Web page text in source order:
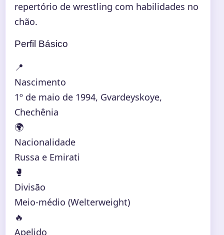
repertório de wrestling com habilidades no
chão.
Perfil Básico
📍
Nascimento
1º de maio de 1994, Gvardeyskoye,
Chechênia
🌍
Nacionalidade
Russa e Emirati
🥊
Divisão
Meio-médio (Welterweight)
🔥
Apelido